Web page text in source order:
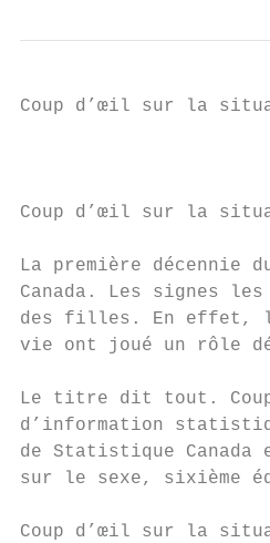
Coup d’œil sur la
Coup d’œil sur la
La première décennie
Canada. Les signes
des filles. En effet,
vie ont joué un rôle
Le titre dit tout. Coup
d’information
de Statistique Canada
sur le sexe, sixième
Coup d’œil sur la